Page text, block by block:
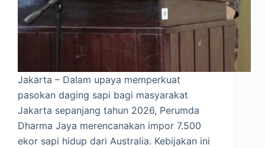
Jakarta – Dalam upaya memperkuat
pasokan daging sapi bagi masyarakat
Jakarta sepanjang tahun 2026, Perumda
Dharma Jaya merencanakan impor 7.500
ekor sapi hidup dari Australia. Kebijakan ini